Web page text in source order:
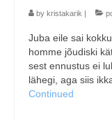
by kristakarik |
Juba eile sai
homme jõudiski
sest ennustus ei
lähegi, aga siis
Continued